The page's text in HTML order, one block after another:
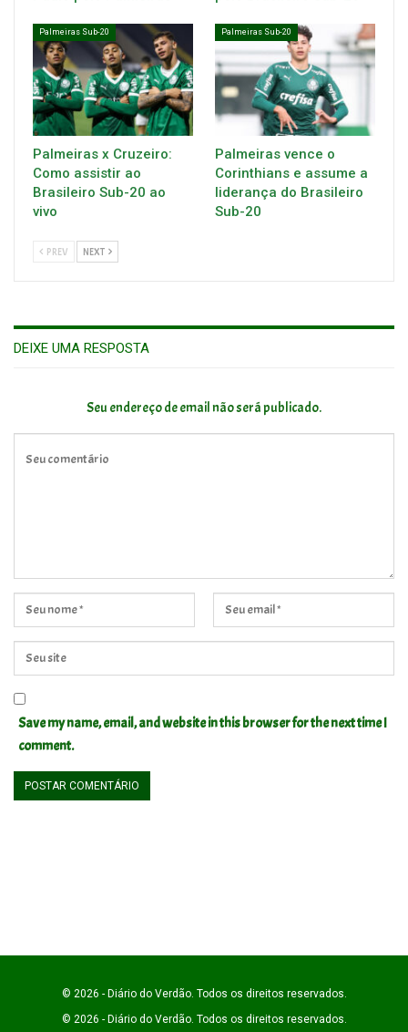
Palmeiras Sub-20
Palmeiras x Cruzeiro:
Como assistir ao
Brasileiro Sub-20 ao
vivo
Palmeiras Sub-20
Palmeiras vence o
Corinthians e assume a
liderança do Brasileiro
Sub-20
PREV NEXT
DEIXE UMA RESPOSTA
Seu endereço de email não será publicado.
Save my name, email, and website in this browser for the next time I
comment.
© 2026 - Diário do Verdão. Todos os direitos reservados.
© 2026 - Diário do Verdão. Todos os direitos reservados.